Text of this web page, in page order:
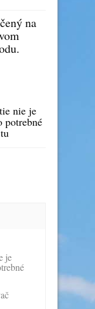
na
nie je
potrebné
tu
je